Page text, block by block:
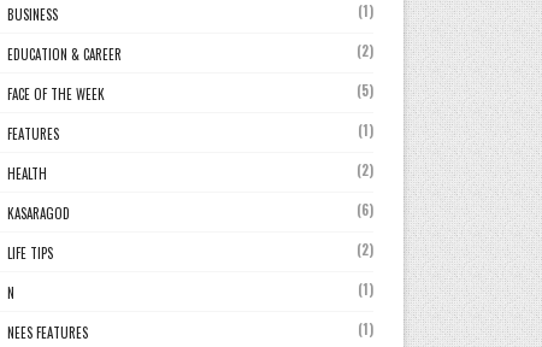
BUSINESS (1)
EDUCATION & CAREER (2)
FACE OF THE WEEK (5)
FEATURES (1)
HEALTH (2)
KASARAGOD (6)
LIFE TIPS (2)
N (1)
NEES FEATURES (1)